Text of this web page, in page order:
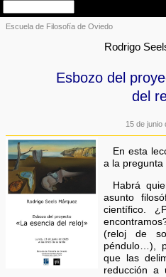
Escuela de Filosofía de Oviedo
Rodrigo
Esbozo del
del
15 de junio
En esta
a la pregunta
Habrá
asunto
científico.
(reloj de
péndulo…),
que las
reducción a